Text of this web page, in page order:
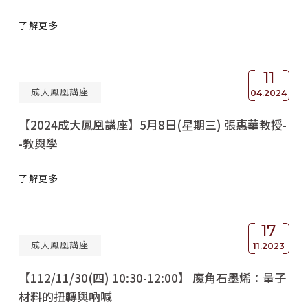
了解更多
11
04.2024
成大鳳凰講座
【2024成大鳳凰講座】5月8日(星期三) 張惠華教授-
-教與學
了解更多
17
11.2023
成大鳳凰講座
【112/11/30(四) 10:30-12:00】 魔角石墨烯：量子
材料的扭轉與吶喊